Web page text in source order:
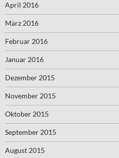
April 2016
März 2016
Februar 2016
Januar 2016
Dezember 2015
November 2015
Oktober 2015
September 2015
August 2015